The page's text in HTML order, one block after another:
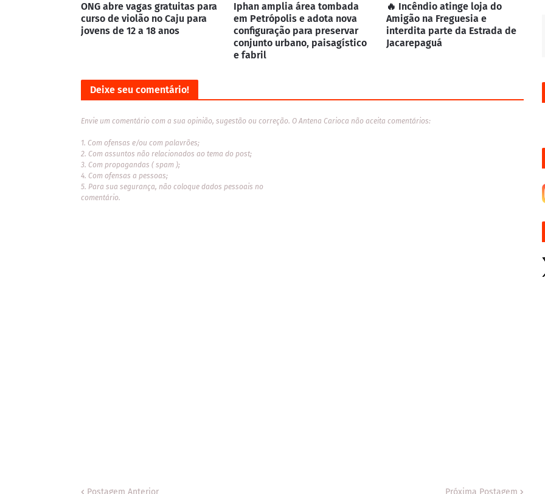
ONG abre vagas gratuitas para
curso de violão no Caju para
jovens de 12 a 18 anos
Iphan amplia área tombada
em Petrópolis e adota nova
configuração para preservar
conjunto urbano, paisagístico
e fabril
🔥 Incêndio atinge loja do
Amigão na Freguesia e
interdita parte da Estrada de
Jacarepaguá
Deixe seu comentário!
Envie um comentário com a sua opinião, sugestão ou correção. O Antena Carioca não aceita comentários:
1. Com ofensas e/ou com palavrões;
2. Com assuntos não relacionados ao tema do post;
3. Com propagandas ( spam );
4. Com ofensas a pessoas;
5. Para sua segurança, não coloque dados pessoais no
comentário.
Postagem Anterior Próxima Postagem